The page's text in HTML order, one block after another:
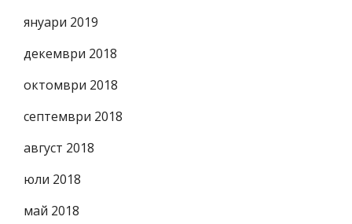
януари 2019
декември 2018
октомври 2018
септември 2018
август 2018
юли 2018
май 2018